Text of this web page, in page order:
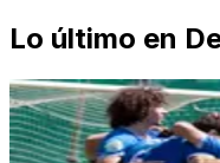
Lo último en